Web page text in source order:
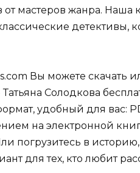
мастеров жанра. Наша
детективы,
Вы можете скачать
Солодкова
удобный для вас:
на электронной
погрузитесь в
для тех, кто любит